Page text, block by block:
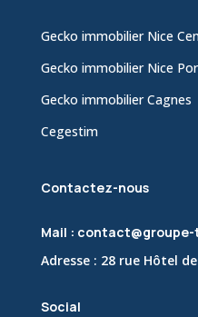
Gecko immobilier Nice
Gecko immobilier Nice
Gecko immobilier Cagnes
Cegestim
Contactez-nous
Mail :
Adresse : 28 rue Hôtel
Social